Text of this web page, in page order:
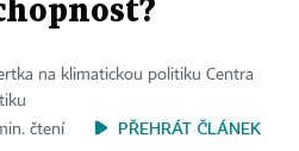
na klimatickou politiku Centra
čtení
PŘEHRÁT ČLÁNEK